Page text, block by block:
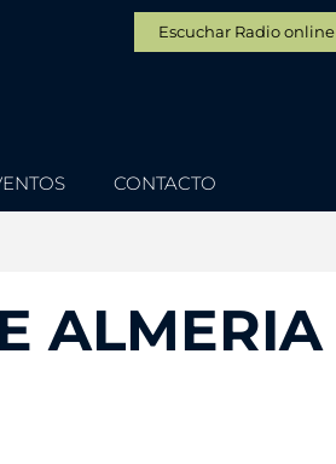
Escuchar Radio online
CONTACTO
ALMERIA